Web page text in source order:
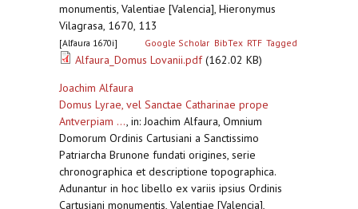
monumentis, Valentiae [Valencia], Hieronymus
Vilagrasa, 1670, 113
[Alfaura 1670i] Google Scholar BibTex RTF Tagged
Alfaura_Domus Lovanii.pdf(162.02 KB)
Joachim Alfaura
Domus Lyrae, vel Sanctae Catharinae prope
Antverpiam ..., in: Joachim Alfaura, Omnium
Domorum Ordinis Cartusiani a Sanctissimo
Patriarcha Brunone fundati origines, serie
chronographica et descriptione topographica.
Adunantur in hoc libello ex variis ipsius Ordinis
Cartusiani monumentis, Valentiae [Valencia],